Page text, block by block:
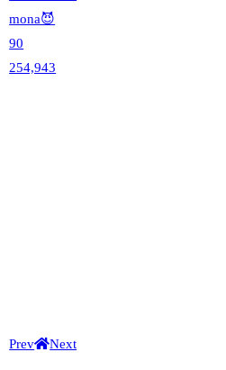
mona😈
90
254,943
Prev Next